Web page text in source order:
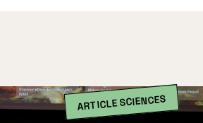
ARTICLE SCIENCES